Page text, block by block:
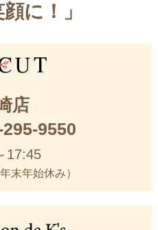
に！」
店
9550
17:45
末年始休み）